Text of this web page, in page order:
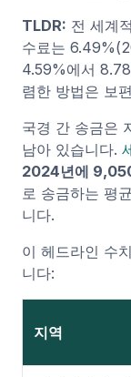
TLDR: 전 세계
수료는
4.59%에서
렴한 방법은 보
국경 간 송금은
남아 있습니다.
2024년에
로 송금하는 평
니다.
이 헤드라인 수
니다:
지역